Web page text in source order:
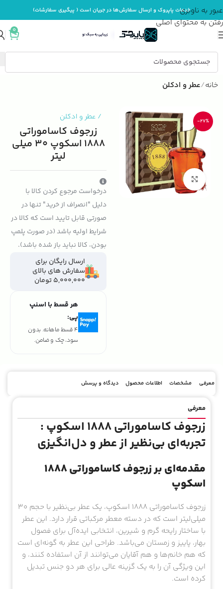
عبور به ناوبری
رفتن به محتوای اصلی
خدمات پاپروک و ارسال سفارش‌ها در جریان است ( پیگیری سفارشات)
0
خانه عطر و ادکلن
-27%
بزرگنمایی تصویر
/ عطر و ادکلن
زرجوف کاساموراتی
1888 اسکوپ 30 میلی
لیتر
درخواست مرجوع کردن کالا با
دلیل "انصراف از خرید" تنها در
صورتی قابل تایید است که کالا در
شرایط اولیه باشد (در صورت پلمپ
بودن، کالا نباید باز شده باشد).
ارسال رایگان برای
سفارش های بالای
5,000,000 تومان
هر قسط با اسنپ
پی:
4 قسط ماهانه. بدون
سود، چک و ضامن.
معرفی مشخصات اطلاعات محصول دیدگاه و پرسش
معرفی
زرجوف کاساموراتی 1888 اسکوپ :
تجربه‌ای بی‌نظیر از عطر و دل‌انگیزی
مقدمه‌ای بر زرجوف کاساموراتی 1888
اسکوپ
زرجوف کاساموراتی 1888 اسکوپ، یک عطر بی‌نظیر با حجم ۳۰
میلی‌لیتر است که در دسته معطر مرکباتی قرار دارد. این عطر
با ساختار رایحه گرم و شیرین، انتخابی ایده‌آل برای فصول
بهار، پاییز و زمستان می‌باشد. طراحی این عطر به گونه‌ای است
که هم خانم‌ها و هم آقایان می‌توانند از آن استفاده کنند، و
این ویژگی آن را به یک گزینه عالی برای هر دو جنس تبدیل
کرده است.